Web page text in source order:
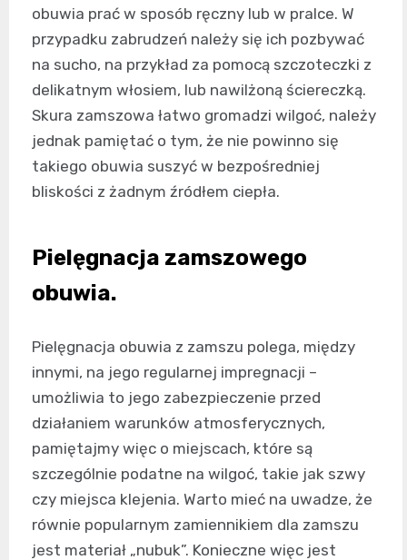
obuwia prać w sposób ręczny lub w pralce. W
przypadku zabrudzeń należy się ich pozbywać
na sucho, na przykład za pomocą szczoteczki z
delikatnym włosiem, lub nawilżoną ściereczką.
Skura zamszowa łatwo gromadzi wilgoć, należy
jednak pamiętać o tym, że nie powinno się
takiego obuwia suszyć w bezpośredniej
bliskości z żadnym źródłem ciepła.
Pielęgnacja zamszowego
obuwia.
Pielęgnacja obuwia z zamszu polega, między
innymi, na jego regularnej impregnacji –
umożliwia to jego zabezpieczenie przed
działaniem warunków atmosferycznych,
pamiętajmy więc o miejscach, które są
szczególnie podatne na wilgoć, takie jak szwy
czy miejsca klejenia. Warto mieć na uwadze, że
równie popularnym zamiennikiem dla zamszu
jest materiał „nubuk”. Konieczne więc jest